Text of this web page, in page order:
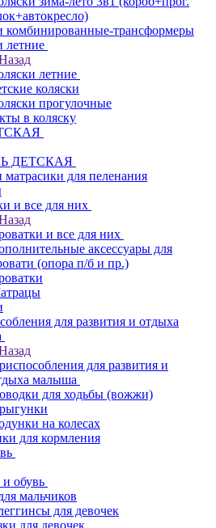
комбинированные-трансформеры
летние
летние
коляски
прогулочные
в коляску
ДЕТСКАЯ
матрасики для пеленания
и все для них
и все для них
аксессуары для
(опора п/б и пр.)
для развития и отдыха
для развития и
малыша
для ходьбы (вожжи)
на колесах
для кормления
обувь
мальчиков
для девочек
для девочек